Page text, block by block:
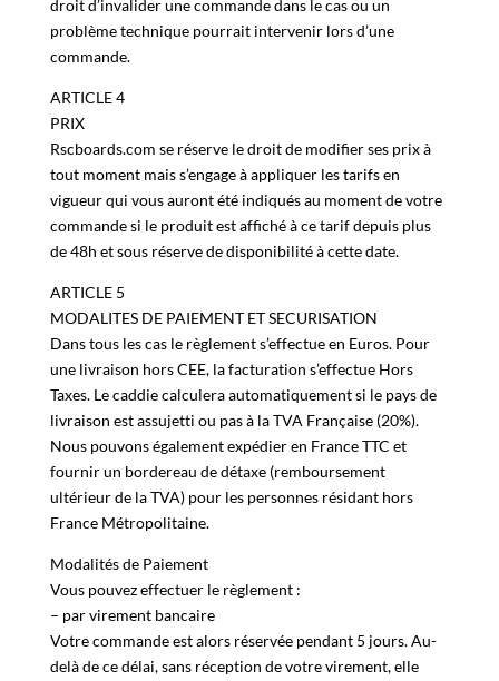
titre qu’une signature manuscrite. Youride.fr se réserve le
droit d’invalider une commande dans le cas ou un
problème technique pourrait intervenir lors d’une
ARTICLE 4
PRIX
Rscboards.com se réserve le droit de modifier ses prix à
tout moment mais s’engage à appliquer les tarifs en
vigueur qui vous auront été indiqués au moment de votre
commande si le produit est affiché à ce tarif depuis plus
ARTICLE 5
MODALITES DE PAIEMENT ET SECURISATION
Dans tous les cas le règlement s’effectue en Euros. Pour
une livraison hors CEE, la facturation s’effectue Hors
Taxes. Le caddie calculera automatiquement si le pays de
livraison est assujetti ou pas à la TVA Française (20%).
Nous pouvons également expédier en France TTC et
fournir un bordereau de détaxe (remboursement
ultérieur de la TVA) pour les personnes résidant hors
Modalités de Paiement
Vous pouvez effectuer le règlement :
– par virement bancaire
Votre commande est alors réservée pendant 5 jours. Au-